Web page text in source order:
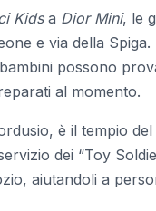
Kidsa Dior Mini, le
e via della
possono
al momento.
è il tempio
dei “Toy
aiutandoli a